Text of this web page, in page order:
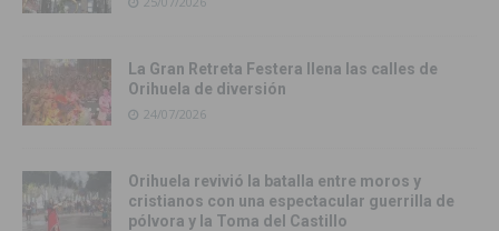
La Gran Retreta Festera llena las calles de
Orihuela de diversión
24/07/2026
Orihuela revivió la batalla entre moros y
cristianos con una espectacular guerrilla de
pólvora y la Toma del Castillo